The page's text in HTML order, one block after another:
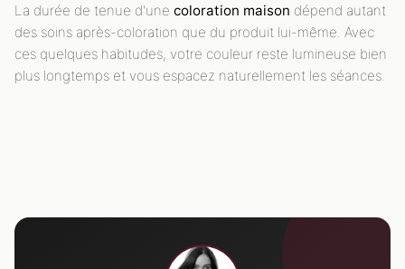
La durée de tenue d'une coloration maison dépend autant
des soins après-coloration que du produit lui-même. Avec
ces quelques habitudes, votre couleur reste lumineuse bien
plus longtemps et vous espacez naturellement les séances.